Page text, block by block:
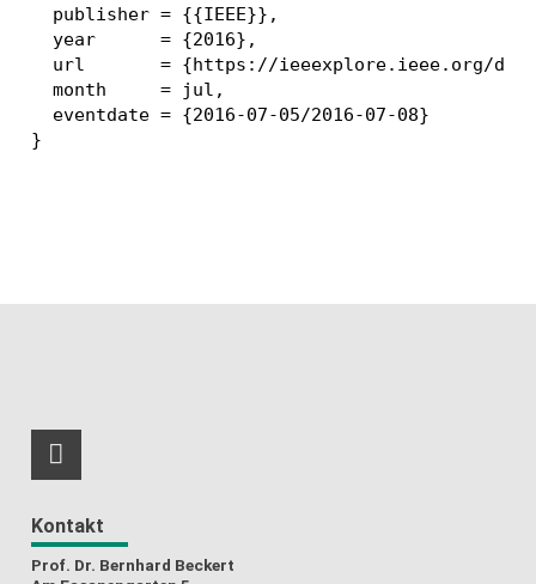
  publisher = {{IEEE}},
  year      = {2016},
url       = {https://ieeexplore.ieee.org/
  month     = jul,
  eventdate = {2016-07-05/2016-07-08}
RSS-Feed
Kontakt
Prof. Dr. Bernhard Beckert